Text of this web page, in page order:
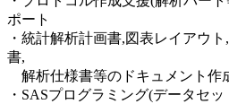
ポート
・統計解析計画書,図表レイアウ
書,
解析仕様書等のドキュメント作
・SASプログラミング(データセ